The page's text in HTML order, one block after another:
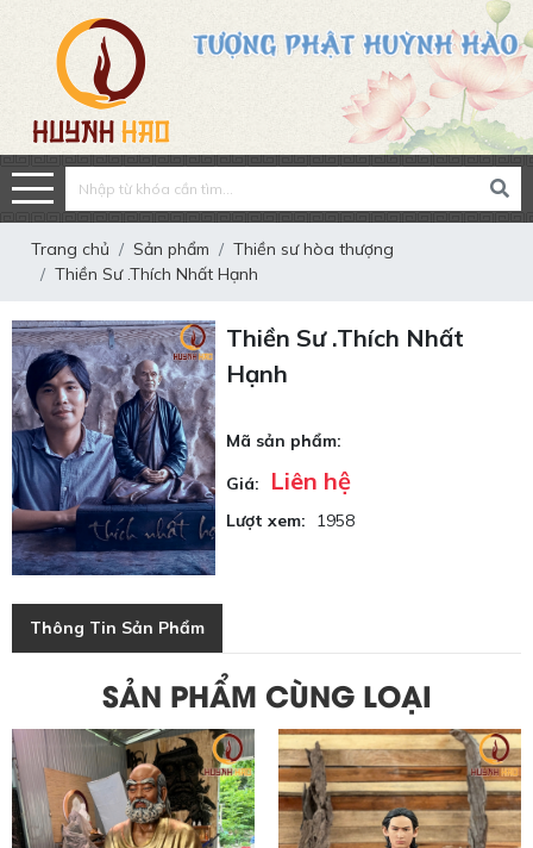
Trang chủ Sản phẩm
Thiền sư hòa thượng
Thiền Sư .Thích Nhất Hạnh
Thiền Sư .Thích Nhất
Hạnh
Mã sản phẩm:
Giá:
Liên hệ
Lượt xem: 1958
Thông Tin Sản Phẩm
SẢN PHẨM CÙNG LOẠI